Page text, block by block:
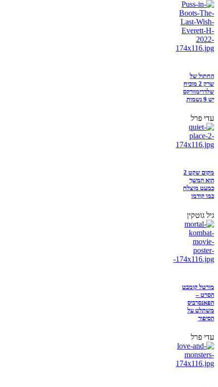
החתול של
שרק 2 מוכיח
שלדרימוורקס
יש 9 נשמות
עדי פרל
מקום שקט 2
הוא המשך
כמעט מוצלח
כמו קודמו
גיל גוטקין
מורטל קומבט
הסרט –
הפאנסרביס
משתלט על
הסיפור
עדי פרל